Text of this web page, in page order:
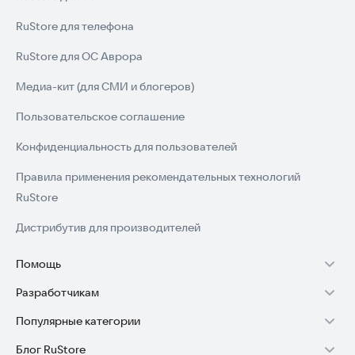
RuStore для телефона
RuStore для ОС Аврора
Медиа-кит (для СМИ и блогеров)
Пользовательское соглашение
Конфиденциальность для пользователей
Правила применения рекомендательных технологий
RuStore
Дистрибутив для производителей
Помощь
Установка RuStore на TV
Установка RuStore на телефон
Разработчикам
Зарабатывать с RuStore
Популярные категории
Блог RuStore